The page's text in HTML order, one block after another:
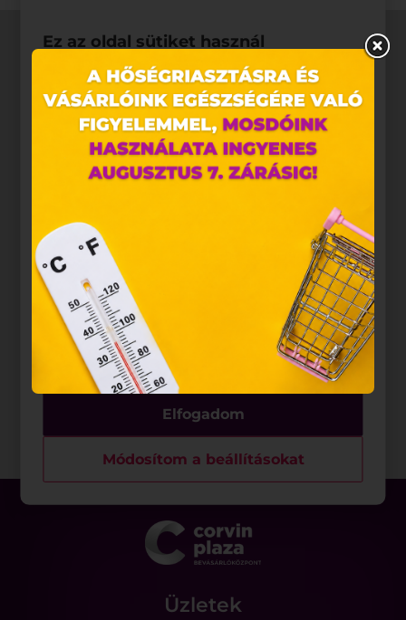
Üzletek
Ez az oldal sütiket használ
Weboldalunkon „cookie"-kat (továbbiakban „süti")
alkalmazunk. Ezek olyan fájlok, melyek információt
tárolnak webes böngészőjében. Ehhez az Ön
hozzájárulása szükséges.
A „sütiket" az elektronikus hírközlésről szóló 2003.
összefüggő szolgáltatások egyes kérdéseiről szóló
2001. évi CVIII. törvény, valamint az Európai Unió
előírásainak megfelelően használjuk. Azon
weblapoknak, melyek az Európai Unió országain
belül működnek, a „sütik" használatához, és
ezeknek a felhasználó számítógépén vagy egyéb
eszközén történő tárolásához a felhasználók
hozzájárulását kell kérniük.
Elfogadom
Módosítom a beállításokat